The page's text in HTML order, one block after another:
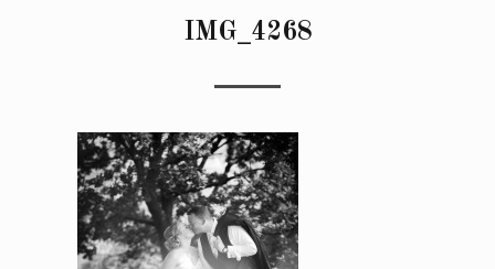
IMG_4268